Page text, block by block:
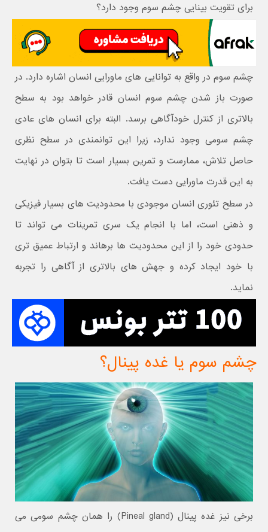
برای تقویت بینایی چشم سوم وجود دارد؟
چشم سوم در واقع به توانایی های ماورایی انسان اشاره دارد. در
صورت باز شدن چشم سوم انسان قادر خواهد بود به سطح
بالاتری از کنترل خودآگاهی برسد. البته برای انسان های عادی
چشم سومی وجود ندارد، زیرا این توانمندی در سطح نظری
حاصل تلاش، ممارست و تمرین بسیار است تا بتوان در نهایت
به این قدرت ماورایی دست یافت.
در سطح تئوری انسان موجودی با محدودیت های بسیار فیزیکی
و ذهنی است، اما با انجام یک سری تمرینات می تواند تا
حدودی خود را از این محدودیت ها برهاند و ارتباط عمیق تری
با خود ایجاد کرده و جهش های بالاتری از آگاهی را تجربه
نماید.
چشم سوم یا غده پینال؟
برخی نیز غده پینال (Pineal gland) را همان چشم سومی می